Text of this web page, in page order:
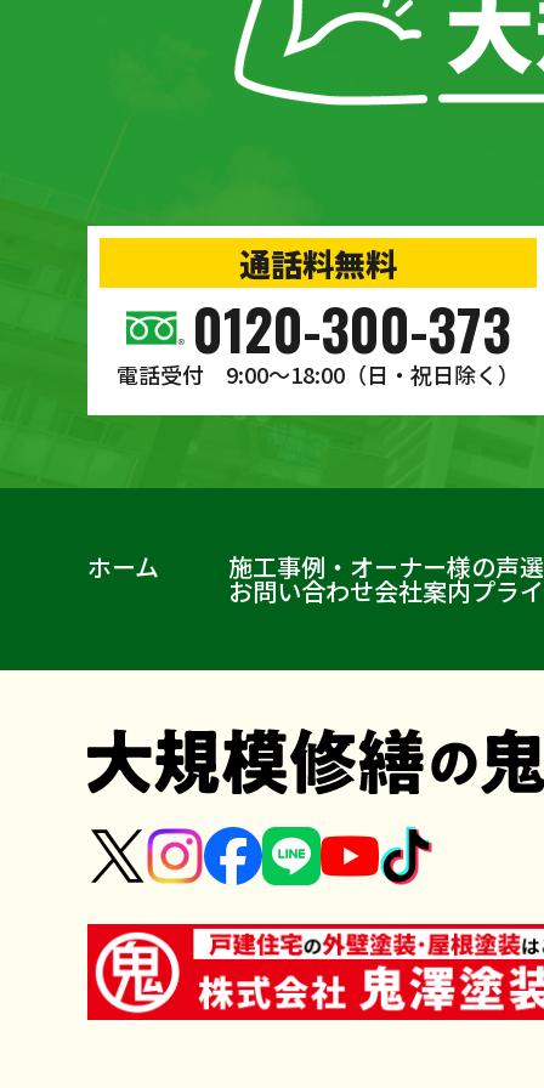
通話料無料
0120-300-373
電話受付 9:00〜18:00 （日・祝日除く）
ホーム 施工事例・オーナー様の声
お問い合わせ会社案内プラ